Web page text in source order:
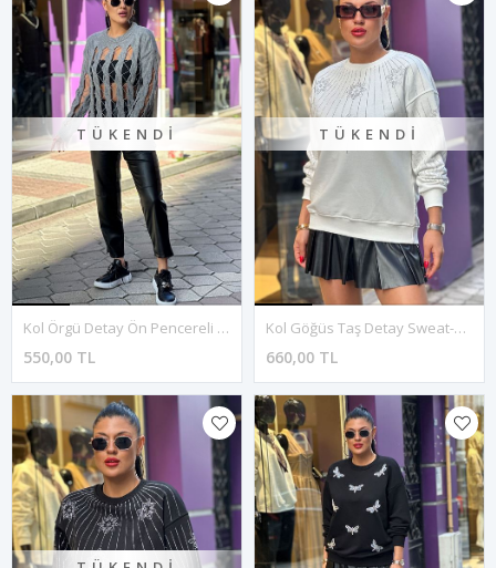
TÜKENDI
Kol Örgü Detay Ön Pencereli Triko Kazak-Gri
550,00 TL
TÜKENDI
Kol Göğüs Taş Detay Sweat-Beyaz
660,00 TL